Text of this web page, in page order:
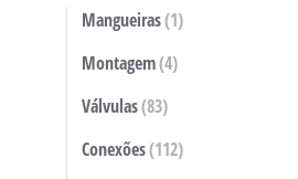
Mangueiras(1)
Montagem(4)
Válvulas(83)
Conexões(112)